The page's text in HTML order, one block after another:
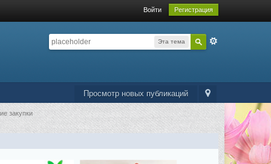
Войти Регистрация
Эта тема
Просмотр новых публикаций
закупки